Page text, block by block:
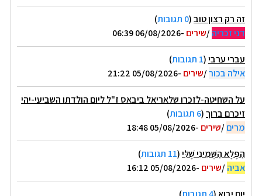
זה רק רצון טוב(0 תגובות
)
דני זכריה/שירים -06/08/2026 06:39
עברי ערבי(1 תגובות
)
אילה בכור/שירים -05/08/2026 21:22
על השחיטה-לזכרו שלאריאל ביבאס ז"ל ליום הולדתו השביעי-יהי
זיכרם ברוך(6 תגובות
)
מרים/שירים -05/08/2026 18:48
הַפֶּלֶא הַשְּׁמִינִי שֶׁלִּי(11 תגובות
)
אביה/שירים -05/08/2026 16:12